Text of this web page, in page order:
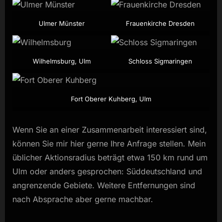
Ulmer Münster Frauenkirche Dresden
Wilhelmsburg, Ulm Schloss Sigmaringen
Fort Oberer Kuhberg, Ulm
Wenn Sie an einer Zusammenarbeit interessiert sind,
können Sie mir hier gerne Ihre Anfrage stellen. Mein
üblicher Aktionsradius beträgt etwa 150 km rund um
Ulm oder anders gesprochen: Süddeutschland und
angrenzende Gebiete. Weitere Entfernungen sind
nach Absprache aber gerne machbar.